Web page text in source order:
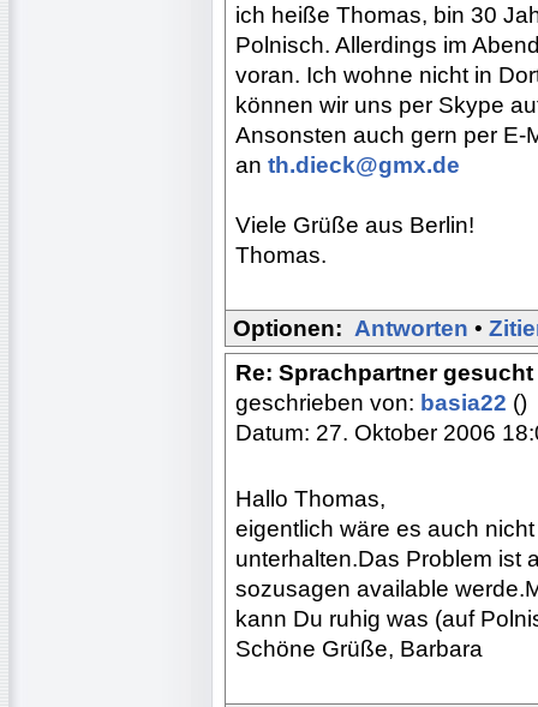
ich heiße Thomas, bin 30
Polnisch. Allerdings im
voran. Ich wohne nicht in
können wir uns per Skype
Ansonsten auch gern per E-
an th.dieck@gmx.de
Viele Grüße aus Berlin!
Thomas.
Optionen: Antworten •
Re: Sprachpartner
geschrieben von: basia22 ()
Datum: 27. Oktober 2006
Hallo Thomas,
eigentlich wäre es auch
unterhalten.Das Problem ist
sozusagen available
kann Du ruhig was (auf
Schöne Grüße, Barbara